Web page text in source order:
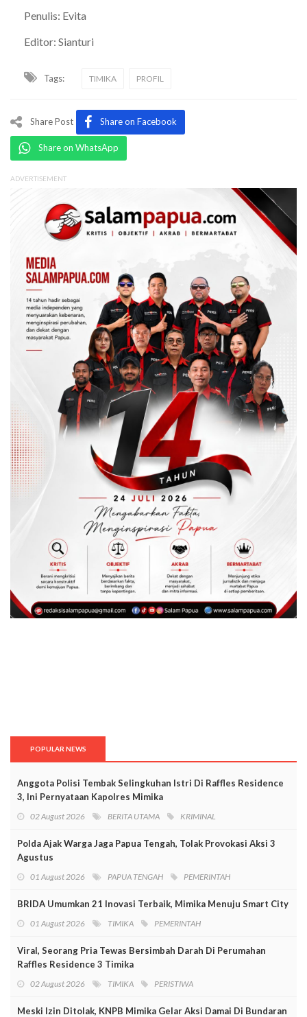
Penulis: Evita
Editor: Sianturi
Tags: TIMIKA PROFIL
Share Post Share on Facebook
Share on WhatsApp
ADVERTISEMENT
POPULAR NEWS
Anggota Polisi Tembak Selingkuhan Istri Di Raffles Residence
3, Ini Pernyataan Kapolres Mimika
02 August 2026 BERITA UTAMA KRIMINAL
Polda Ajak Warga Jaga Papua Tengah, Tolak Provokasi Aksi 3
Agustus
01 August 2026 PAPUA TENGAH PEMERINTAH
BRIDA Umumkan 21 Inovasi Terbaik, Mimika Menuju Smart City
01 August 2026 TIMIKA PEMERINTAH
Viral, Seorang Pria Tewas Bersimbah Darah Di Perumahan
Raffles Residence 3 Timika
02 August 2026 TIMIKA PERISTIWA
Meski Izin Ditolak, KNPB Mimika Gelar Aksi Damai Di Bundaran